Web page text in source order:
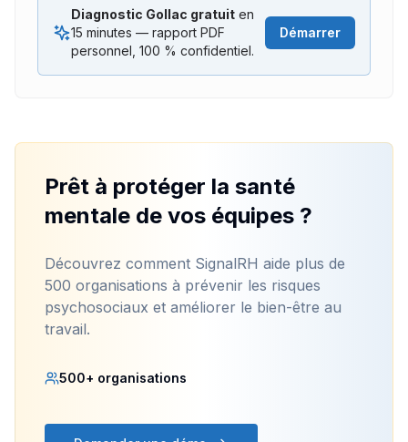
Diagnostic Gollac gratuit en
15 minutes — rapport PDF
personnel, 100 % confidentiel.
Démarrer
Prêt à protéger la santé
mentale de vos équipes ?
Découvrez comment SignalRH aide plus de
500 organisations à prévenir les risques
psychosociaux et améliorer le bien-être au
travail.
500+ organisations